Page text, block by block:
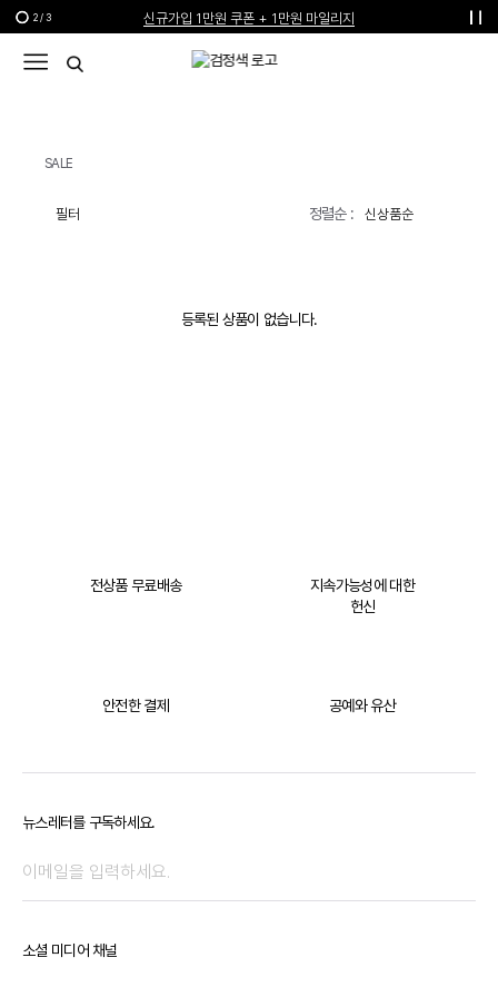
신규가입 1만원 쿠폰 + 1만원 마일리지
선물 포장재 제공 서비스
2 / 3
SALE
필터 정렬순 :
등록된 상품이 없습니다.
전상품 무료배송
지속가능성에 대한
헌신
안전한 결제 공예와 유산
뉴스레터를 구독하세요.
소셜 미디어 채널